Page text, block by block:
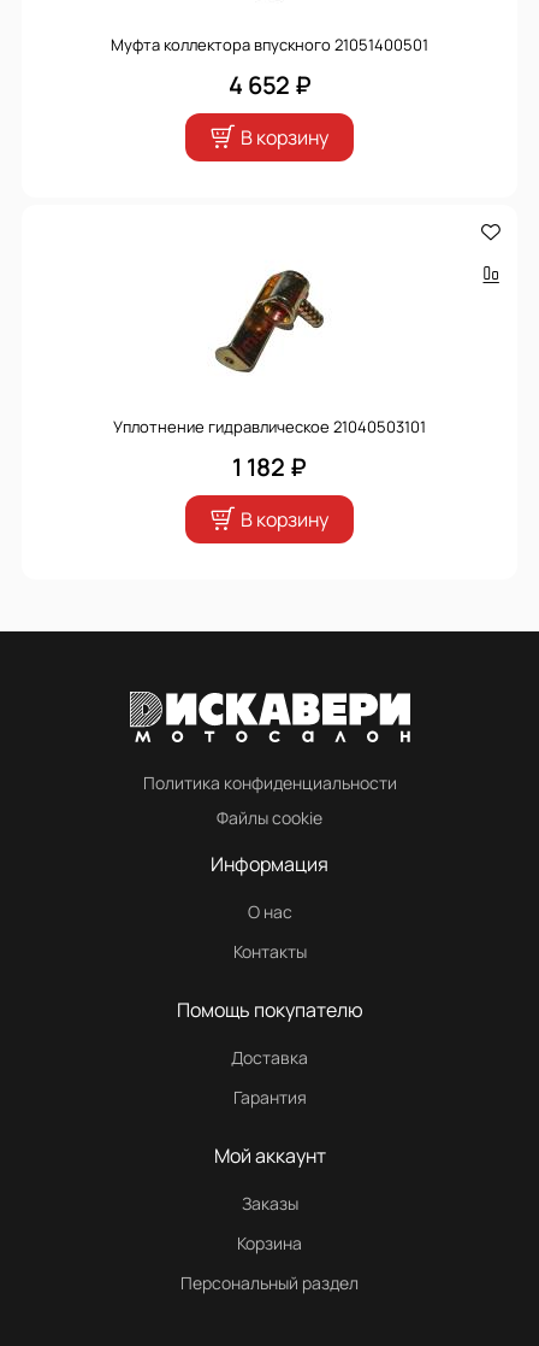
Муфта коллектора впускного 21051400501
4 652 ₽
В корзину
Уплотнение гидравлическое 21040503101
1 182 ₽
В корзину
Политика конфиденциальности
Файлы cookie
Информация
О нас
Контакты
Помощь покупателю
Доставка
Гарантия
Мой аккаунт
Заказы
Корзина
Персональный раздел